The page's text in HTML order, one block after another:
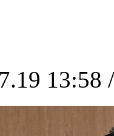
13:58